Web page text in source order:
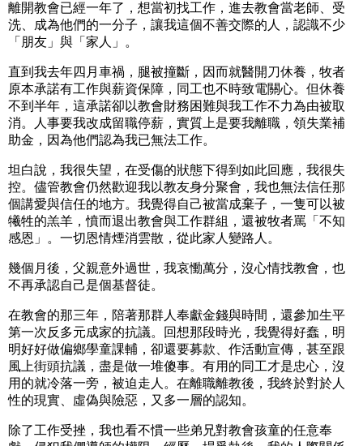
離開教會已經一年了，想當初找工作，進去教會當老師、受
洗、成為他們的一分子，讓我這個不善交際的人，認識不少
「朋友」與「家人」。
直到我去年四月車禍，腿被撞斷，因而就醫開刀休養，牧者
原本承諾有工作與薪資保障，同工也不時致電關心。但休養
不到半年，這承諾卻以教會財務困難與我工作不力為由被取
消。人事要我改成留職停薪，實質上是要我離職，領失業補
助金，因為他們認為我已無法工作。
坦白說，我很失望，在受傷的狀態下得到如此回應，我很失
控。儘管教會仍然歡迎我以教友身分聚會，我也無法信任那
個講愛與信任的地方。我覺得自己被當成棄子，一隻可以被
犧牲的羔羊，憤而退出教會與工作群組，還被牧者罵「不知
感恩」。一切恩情煙消雲散，從此家人變路人。
幾個月後，父親意外過世，我哀慟萬分，沒心情找教會，也
不再承認自己是個基督徒。
在教會的那三年，陪著那群人奉獻金錢與時間，還參加生平
第一次反多元成家的抗議。回想那段時光，我覺得好蠢，明
明好好做偏鄉學童課輔，卻還要募款、作活動宣傳，甚至跟
風上街頭抗議，盡是做一堆傻事。有用的同工才是忠心，沒
用的就冷落一旁，被迫走人。在離職離教後，我終於對於人
性的現實、虛偽與險惡，又多一層的認知。
除了工作受挫，我也看不慣一些弟兄對教會孩童的任意奉